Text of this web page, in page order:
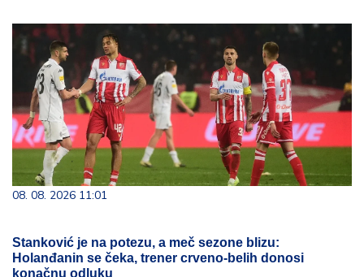
08. 08. 2026 11:01
Stanković je na potezu, a meč sezone blizu:
Holanđanin se čeka, trener crveno-belih donosi
konačnu odluku